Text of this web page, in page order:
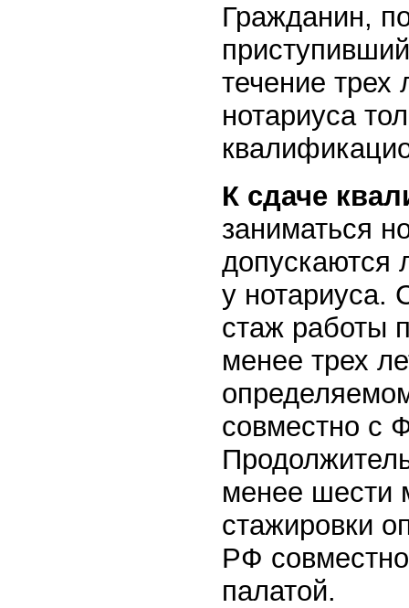
Гражданин,
течение трех
нотариуса
К сдаче
заниматься
допускаются
у нотариуса.
стаж работы
менее трех
совместно с
менее шести
стажировки
РФ
палатой.